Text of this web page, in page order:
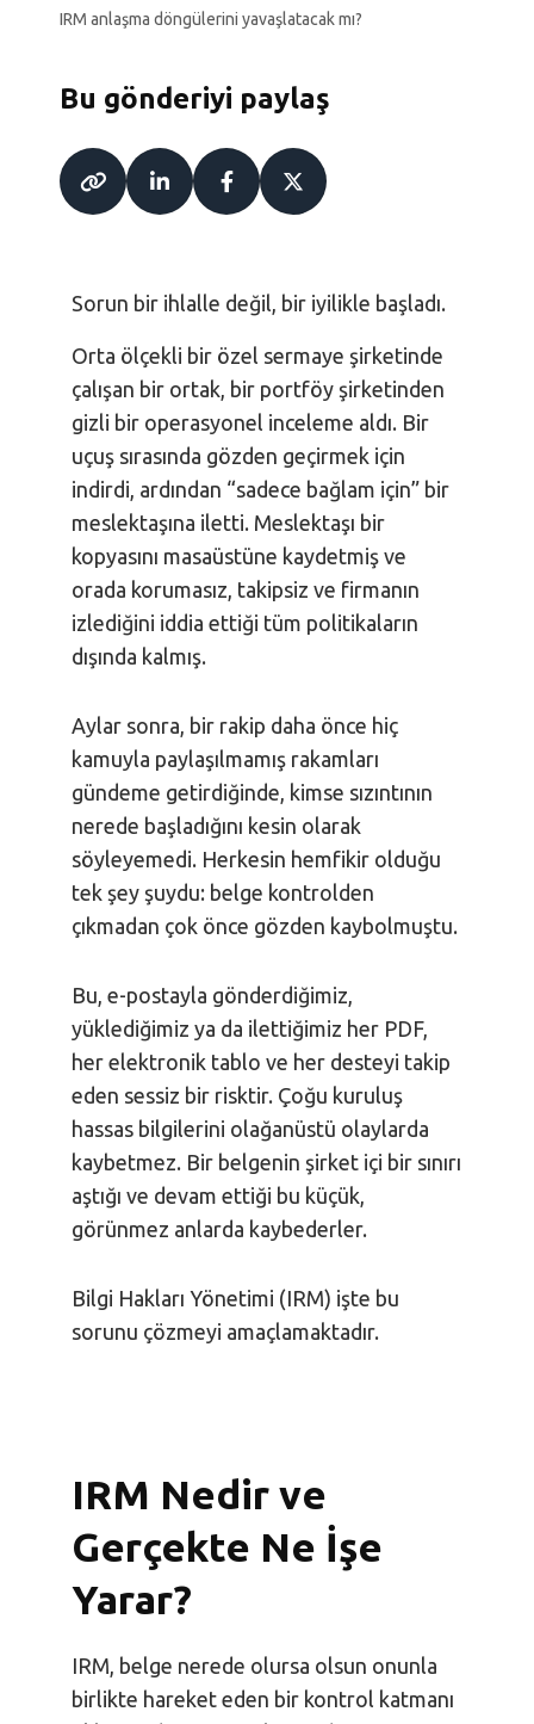
Sorun bir ihlalle değil, bir iyilikle başladı.
Orta ölçekli bir özel sermaye şirketinde
çalışan bir ortak, bir portföy şirketinden
gizli bir operasyonel inceleme aldı. Bir
uçuş sırasında gözden geçirmek için
indirdi, ardından “sadece bağlam için” bir
meslektaşına iletti. Meslektaşı bir
kopyasını masaüstüne kaydetmiş ve
orada korumasız, takipsiz ve firmanın
izlediğini iddia ettiği tüm politikaların
dışında kalmış.
Aylar sonra, bir rakip daha önce hiç
kamuyla paylaşılmamış rakamları
gündeme getirdiğinde, kimse sızıntının
nerede başladığını kesin olarak
söyleyemedi. Herkesin hemfikir olduğu
tek şey şuydu: belge kontrolden
çıkmadan çok önce gözden kaybolmuştu.
Bu, e-postayla gönderdiğimiz,
yüklediğimiz ya da ilettiğimiz her PDF,
her elektronik tablo ve her desteyi takip
eden sessiz bir risktir. Çoğu kuruluş
hassas bilgilerini olağanüstü olaylarda
kaybetmez. Bir belgenin şirket içi bir sınırı
aştığı ve devam ettiği bu küçük,
görünmez anlarda kaybederler.
Bilgi Hakları Yönetimi (IRM) işte bu
sorunu çözmeyi amaçlamaktadır.
IRM Nedir ve
Gerçekte Ne İşe
Yarar?
IRM, belge nerede olursa olsun onunla
birlikte hareket eden bir kontrol katmanı
IRM anlaşma döngülerini yavaşlatacak mı?
Bu gönderiyi paylaş